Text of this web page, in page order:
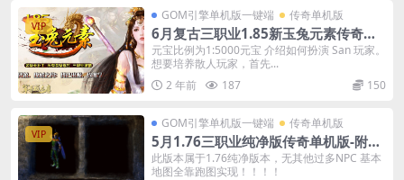
VIP
GOM引擎单机版一键端 传奇单机版
6月复古三职业1.85新玉兔元素传奇单
机版本-附带GM后台
元宝比例为1:5000元宝 介绍如何扮演 San 玩家。
想要培养散人玩家，首先...
2 年前
187 150
VIP
GOM引擎单机版一键端 传奇单机版
5月1.76三职业纯净版传奇单机版-附带
GM后台
此版本属于1.76纯净版本，无其他过多NPC 基本
地图全靠跑图实现！！！！